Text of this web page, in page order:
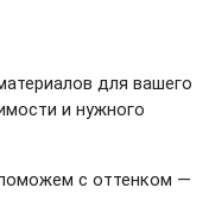
для вашего
и нужного
с оттенком —